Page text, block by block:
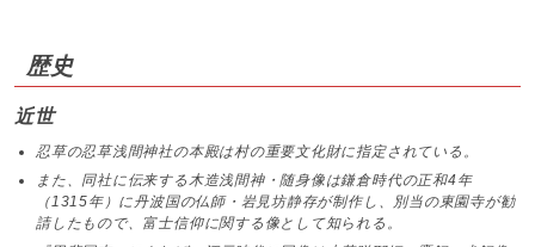
歴史
近世
忍草の忍草浅間神社の本殿は村の重要文化財に指定されている。
また、同社に伝来する木造浅間神・随身像は鎌倉時代の正和4年
（1315年）に丹波国の仏師・岩見坊静存が制作し、別当の東園寺が勧
請したもので、富士信仰に関する像として知られる。